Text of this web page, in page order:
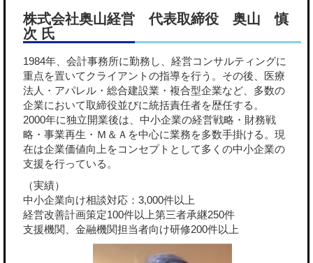
株式会社奥山経営 代表取締役 奥山 慎
次 ⽒
1984年、会計事務所に勤務し、経営コンサルティングに
重点を置いてクライアントの指導を行う。その後、医療
法人・アパレル・総合建設業・複合型企業など、多数の
企業において取締役並びに統括責任者を歴任する。
2000年に独立開業後は、中小企業の経営戦略・財務戦
略・事業再生・Ｍ＆Ａを中心に業務を多数手掛ける。現
在は企業価値向上をコンセプトとして多くの中小企業の
支援を行っている。
（実績）
中小企業向け相談対応：3,000件以上
経営改善計画策定100件以上第三者承継250件
支援機関、金融機関担当者向け研修200件以上